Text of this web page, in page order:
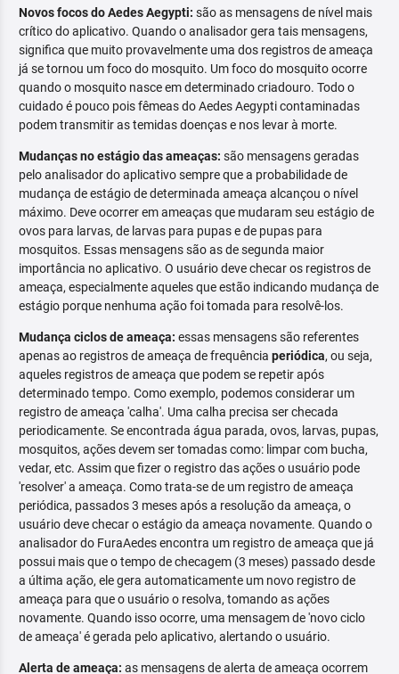
Novos focos do Aedes Aegypti: são as mensagens de nível mais
crítico do aplicativo. Quando o analisador gera tais mensagens,
significa que muito provavelmente uma dos registros de ameaça
já se tornou um foco do mosquito. Um foco do mosquito ocorre
quando o mosquito nasce em determinado criadouro. Todo o
cuidado é pouco pois fêmeas do Aedes Aegypti contaminadas
podem transmitir as temidas doenças e nos levar à morte.
Mudanças no estágio das ameaças: são mensagens geradas
pelo analisador do aplicativo sempre que a probabilidade de
mudança de estágio de determinada ameaça alcançou o nível
máximo. Deve ocorrer em ameaças que mudaram seu estágio de
ovos para larvas, de larvas para pupas e de pupas para
mosquitos. Essas mensagens são as de segunda maior
importância no aplicativo. O usuário deve checar os registros de
ameaça, especialmente aqueles que estão indicando mudança de
estágio porque nenhuma ação foi tomada para resolvê-los.
Mudança ciclos de ameaça: essas mensagens são referentes
apenas ao registros de ameaça de frequência periódica, ou seja,
aqueles registros de ameaça que podem se repetir após
determinado tempo. Como exemplo, podemos considerar um
registro de ameaça 'calha'. Uma calha precisa ser checada
periodicamente. Se encontrada água parada, ovos, larvas, pupas,
mosquitos, ações devem ser tomadas como: limpar com bucha,
vedar, etc. Assim que fizer o registro das ações o usuário pode
'resolver' a ameaça. Como trata-se de um registro de ameaça
periódica, passados 3 meses após a resolução da ameaça, o
usuário deve checar o estágio da ameaça novamente. Quando o
analisador do FuraAedes encontra um registro de ameaça que já
possui mais que o tempo de checagem (3 meses) passado desde
a última ação, ele gera automaticamente um novo registro de
ameaça para que o usuário o resolva, tomando as ações
novamente. Quando isso ocorre, uma mensagem de 'novo ciclo
de ameaça' é gerada pelo aplicativo, alertando o usuário.
Alerta de ameaça: as mensagens de alerta de ameaça ocorrem